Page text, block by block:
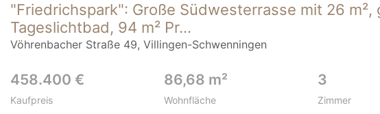
"Friedrichspark": Große Südwesterrasse mit 26 m²,
Tageslichtbad, 94 m² Pr...
Vöhrenbacher Straße 49, Villingen-Schwenningen
458.400 €
Kaufpreis
86,68 m²
Wohnfläche
3
Zimmer